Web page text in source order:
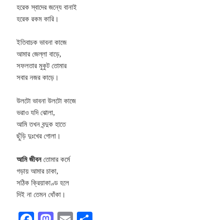
হরেক স্বাদের জন্যে বানাই
হরেক রকম কারি।
ইতিবাচক ভাবনা কাজে
আমার জেল্লা বাড়ে,
সফলতার মুকুট তোমার
সবার নজর কাড়ে।
উলটো ভাবনা উলটো কাজে
ভরাও যদি ঝোলা,
আমি তখন বন্দুক হাতে
ছুঁড়ি দুঃখের গোলা।
আমি জীবনতোমার কর্মে
গড়ায় আমার চাকা,
সঠিক ক্রিয়াকাণ্ড হলে
দিই না তেমন ধোঁকা।